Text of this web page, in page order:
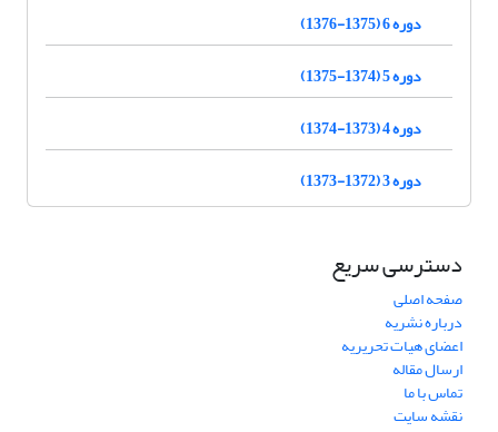
دوره 6 (1375-1376)
دوره 5 (1374-1375)
دوره 4 (1373-1374)
دوره 3 (1372-1373)
دسترسی سریع
صفحه اصلی
درباره نشریه
اعضای هیات تحریریه
ارسال مقاله
تماس با ما
نقشه سایت